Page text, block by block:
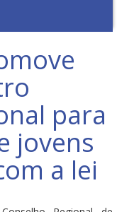
para
jovens
a lei